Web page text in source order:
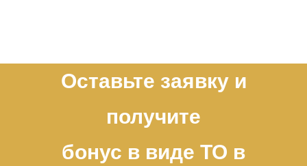
Оставьте заявку и
получите
бонус в виде ТО в